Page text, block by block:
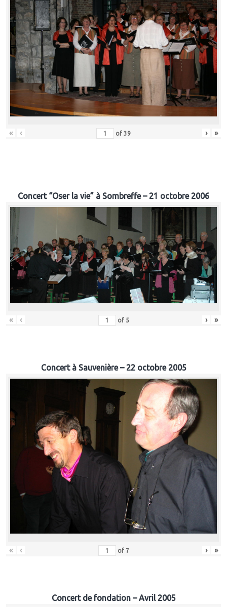
« ‹ of 39 › »
Concert “Oser la vie” à Sombreffe – 21 octobre 2006
« ‹ of 5 › »
Concert à Sauvenière – 22 octobre 2005
« ‹ of 7 › »
Concert de fondation – Avril 2005